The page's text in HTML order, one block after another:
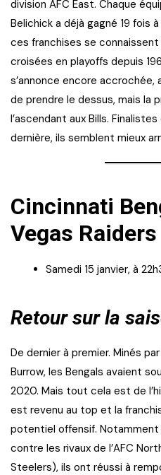
division AFC East. Chaque
Belichick a déjà gagné 19 fois
ces franchises se
croisées en playoffs depuis
s’annonce encore
de prendre le dessus, mais la
l’ascendant aux Bills.
dernière, ils semblent mieux
Cincinnati
Vegas Raiders
Samedi 15 janvier, à
Retour sur la
De dernier à premier. Minés
Burrow, les Bengals avaient
2020. Mais tout cela est de
est revenu au top et la
potentiel offensif.
contre les rivaux de l’AFC
Steelers), ils ont réussi à